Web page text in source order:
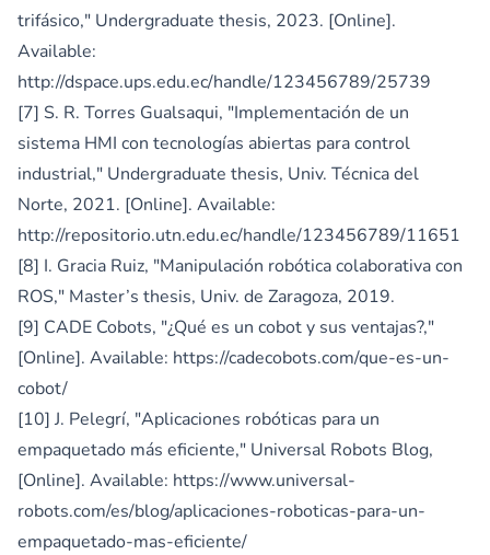
trifásico," Undergraduate thesis, 2023. [Online].
Available:
http://dspace.ups.edu.ec/handle/123456789/25739
[7] S. R. Torres Gualsaqui, "Implementación de un
sistema HMI con tecnologías abiertas para control
industrial," Undergraduate thesis, Univ. Técnica del
Norte, 2021. [Online]. Available:
http://repositorio.utn.edu.ec/handle/123456789/11651
[8] I. Gracia Ruiz, "Manipulación robótica colaborativa con
ROS," Master’s thesis, Univ. de Zaragoza, 2019.
[9] CADE Cobots, "¿Qué es un cobot y sus ventajas?,"
[Online]. Available: https://cadecobots.com/que-es-un-
cobot/
[10] J. Pelegrí, "Aplicaciones robóticas para un
empaquetado más eficiente," Universal Robots Blog,
[Online]. Available: https://www.universal-
robots.com/es/blog/aplicaciones-roboticas-para-un-
empaquetado-mas-eficiente/